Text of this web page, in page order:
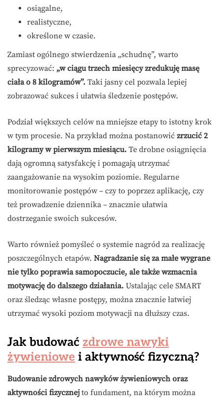
osiągalne,
realistyczne,
określone w czasie.
Zamiast ogólnego stwierdzenia „schudnę”, warto
sprecyzować: „w ciągu trzech miesięcy zredukuję masę
ciała o 8 kilogramów”. Taki jasny cel pozwala lepiej
zobrazować sukces i ułatwia śledzenie postępów.
Podział większych celów na mniejsze etapy to istotny krok
w tym procesie. Na przykład można postanowić zrzucić 2
kilogramy w pierwszym miesiącu. Te drobne osiągnięcia
dają ogromną satysfakcję i pomagają utrzymać
zaangażowanie na wysokim poziomie. Regularne
monitorowanie postępów – czy to poprzez aplikację, czy
też prowadzenie dziennika – znacznie ułatwia
dostrzeganie swoich sukcesów.
Warto również pomyśleć o systemie nagród za realizację
poszczególnych etapów. Nagradzanie się za małe wygrane
nie tylko poprawia samopoczucie, ale także wzmacnia
motywację do dalszego działania. Ustalając cele SMART
oraz śledząc własne postępy, można znacznie łatwiej
utrzymać wysoki poziom motywacji na dłuższy czas.
Jak budować zdrowe nawyki
żywieniowe i aktywność fizyczną?
Budowanie zdrowych nawyków żywieniowych oraz
aktywności fizycznej to fundament, na którym można